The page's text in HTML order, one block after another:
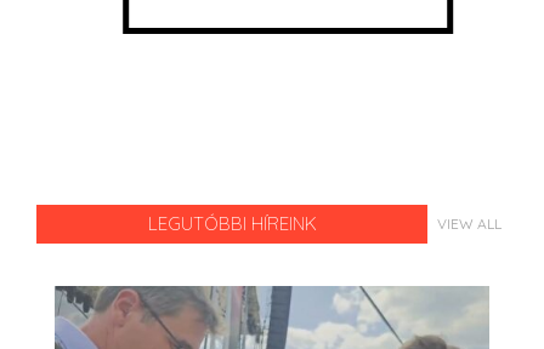
LEGUTÓBBI HÍREINK VIEW ALL